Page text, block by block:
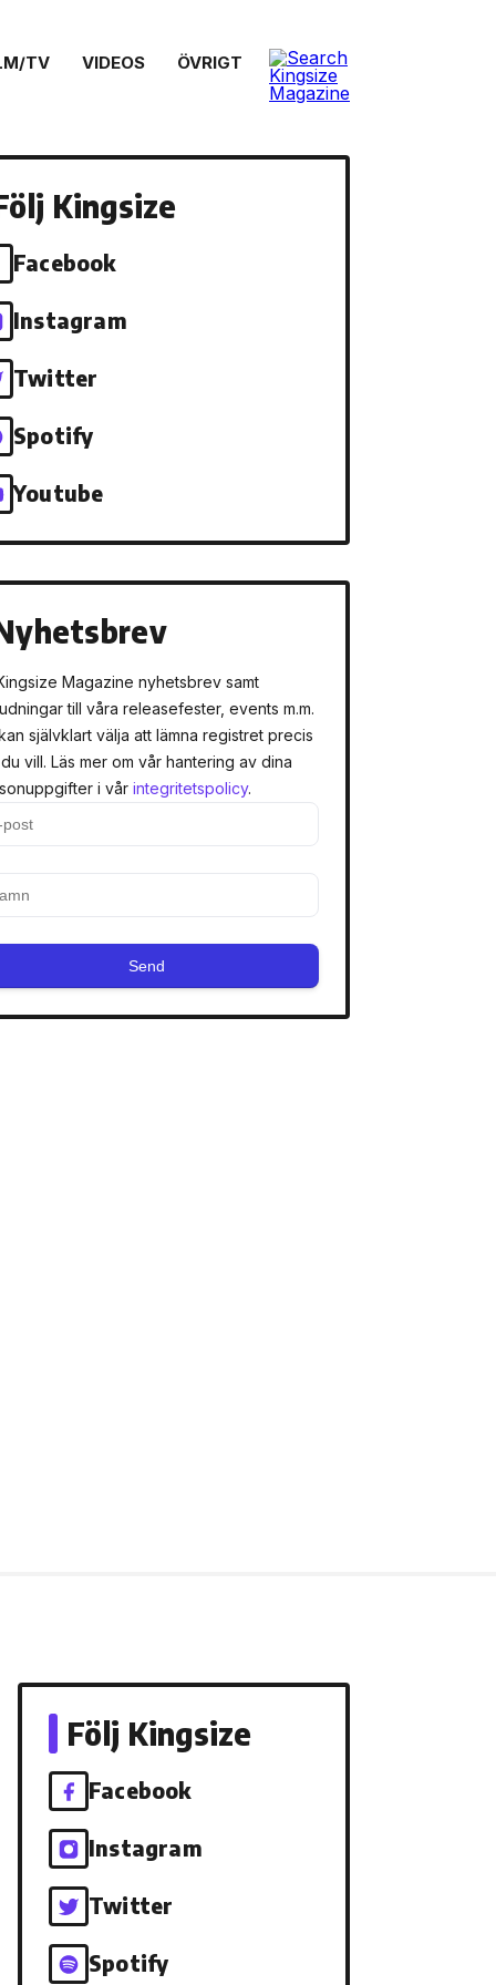
TV VIDEOS ÖVRIGT
Kingsize
Facebook
Instagram
Twitter
Spotify
Youtube
Magazine nyhetsbrev samt
till våra releasefester, events m.m.
självklart välja att lämna registret precis
vill. Läs mer om vår hantering av dina
i vår integritetspolicy.
Send
Följ Kingsize
Facebook
Instagram
Twitter
Spotify